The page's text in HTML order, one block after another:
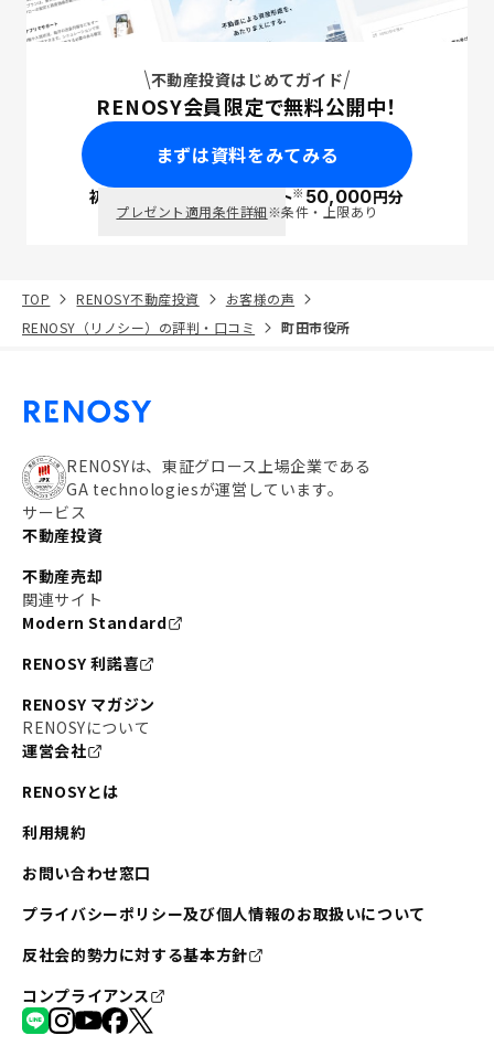
不動産投資はじめてガイド
RENOSY会員限定で無料公開中！
まずは資料をみてみる
初回面談で ポイント※50,000円分
プレゼント適用条件詳細※条件・上限あり
TOP RENOSY不動産投資
お客様の声
RENOSY（リノシー）の評判・口コミ
町田市役所
RENOSYは、東証グロース上場企業である
GA technologiesが運営しています。
サービス
不動産投資
不動産売却
関連サイト
Modern Standard
RENOSY 利諾喜
RENOSY マガジン
RENOSYについて
運営会社
RENOSYとは
利用規約
お問い合わせ窓口
プライバシーポリシー及び個人情報のお取扱いについて
反社会的勢力に対する基本方針
コンプライアンス